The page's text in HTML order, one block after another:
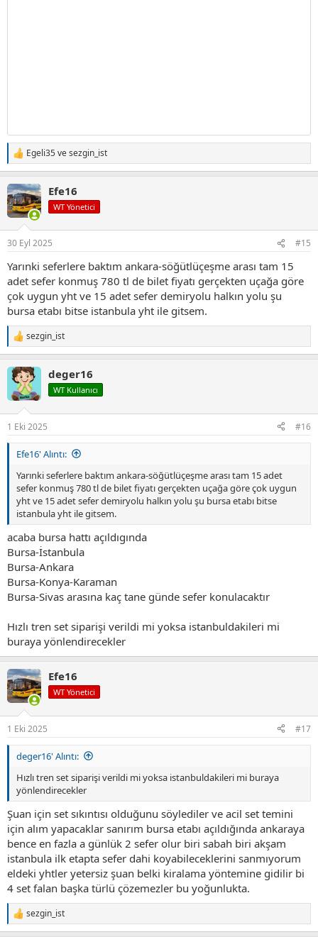
T
e
k
i
l
:
Egeli35vesezgin_ist
Efe16
WT Yönetici
30 Eyl 2025 #15
Yarınki seferlere baktım ankara-söğütlüçeşme arası tam 15
adet sefer konmuş 780 tl de bilet fiyatı gerçekten uçağa göre
çok uygun yht ve 15 adet sefer demiryolu halkın yolu şu
bursa etabı bitse istanbula yht ile gitsem.
T
e
k
l
sezgin_ist
deger16
WT Kullanıcı
1 Eki 2025 #16
Efe16' Alıntı:
Yarınki seferlere baktım ankara-söğütlüçeşme arası tam 15 adet
sefer konmuş 780 tl de bilet fiyatı gerçekten uçağa göre çok uygun
yht ve 15 adet sefer demiryolu halkın yolu şu bursa etabı bitse
istanbula yht ile gitsem.
acaba bursa hattı açıldıgında
Bursa-İstanbula
Bursa-Ankara
Bursa-Konya-Karaman
Bursa-Sivas arasına kaç tane günde sefer konulacaktır
Hızlı tren set siparişi verildi mi yoksa istanbuldakileri mi
buraya yönlendirecekler
Efe16
WT Yönetici
1 Eki 2025 #17
deger16' Alıntı:
Hızlı tren set siparişi verildi mi yoksa istanbuldakileri mi buraya
yönlendirecekler
Şuan için set sıkıntısı olduğunu söylediler ve acil set temini
için alım yapacaklar sanırım bursa etabı açıldığında ankaraya
bence en fazla a günlük 2 sefer olur biri sabah biri akşam
istanbula ilk etapta sefer dahi koyabileceklerini sanmıyorum
eldeki yhtler yetersiz şuan belki kiralama yöntemine gidilir bi
4 set falan başka türlü çözemezler bu yoğunlukta.
T
e
sezgin_ist